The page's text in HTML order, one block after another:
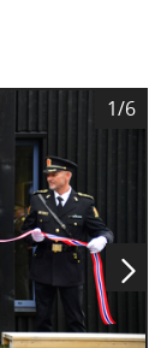
B
1/6